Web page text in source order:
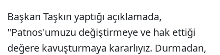
Başkan Taşkın yaptığı açıklamada,
"Patnos'umuzu değiştirmeye ve hak ettiği
değere kavuşturmaya kararlıyız. Durmadan,